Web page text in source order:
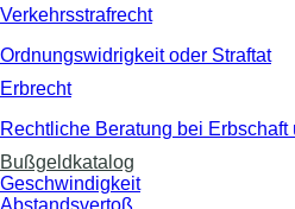
Verkehrsstrafrecht
Ordnungswidrigkeit oder Straftat
Erbrecht
Rechtliche Beratung bei Erbschaft
Bußgeldkatalog
Geschwindigkeit
Abstandsvertoß